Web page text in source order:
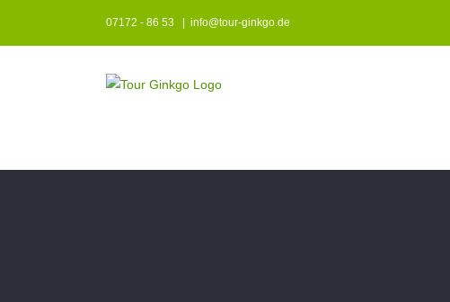
07172 - 86 53 info@tour-ginkgo.de